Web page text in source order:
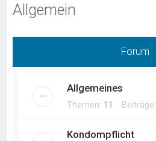
Allgemein
Forum
Allgemeines
Themen: 11 Beiträge:
Kondompflicht